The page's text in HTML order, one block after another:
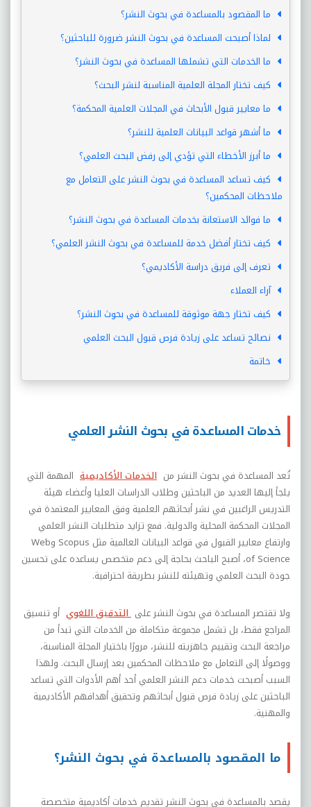
ما المقصود بالمساعدة في بحوث النشر؟
لماذا أصبحت المساعدة في بحوث النشر ضرورة للباحثين؟
ما الخدمات التي تشملها المساعدة في بحوث النشر؟
كيف تختار المجلة العلمية المناسبة لنشر البحث؟
ما معايير قبول الأبحاث في المجلات العلمية المحكمة؟
ما أشهر قواعد البيانات العلمية للنشر؟
ما أبرز الأخطاء التي تؤدي إلى رفض البحث العلمي؟
كيف تساعد المساعدة في بحوث النشر على التعامل مع
ملاحظات المحكمين؟
ما فوائد الاستعانة بخدمات المساعدة في بحوث النشر؟
كيف تختار أفضل خدمة للمساعدة في بحوث النشر العلمي؟
تعرف إلى فريق دراسة الأكاديمي؟
آراء العملاء
كيف تختار جهة موثوقة للمساعدة في بحوث النشر؟
نصائح تساعد على زيادة فرص قبول البحث العلمي
خاتمة
خدمات المساعدة في بحوث النشر العلمي
تُعد المساعدة في بحوث النشر من الخدمات الأكاديمية المهمة التي
يلجأ إليها العديد من الباحثين وطلاب الدراسات العليا وأعضاء هيئة
التدريس الراغبين في نشر أبحاثهم العلمية وفق المعايير المعتمدة في
المجلات المحكمة المحلية والدولية. فمع تزايد متطلبات النشر العلمي
وارتفاع معايير القبول في قواعد البيانات العالمية مثل Scopus وWeb
of Science، أصبح الباحث بحاجة إلى دعم متخصص يساعده على تحسين
جودة البحث العلمي وتهيئته للنشر بطريقة احترافية.
ولا تقتصر المساعدة في بحوث النشر على التدقيق اللغوي أو تنسيق
المراجع فقط، بل تشمل مجموعة متكاملة من الخدمات التي تبدأ من
مراجعة البحث وتقييم جاهزيته للنشر، مرورًا باختيار المجلة المناسبة،
ووصولًا إلى التعامل مع ملاحظات المحكمين بعد إرسال البحث. ولهذا
السبب أصبحت خدمات دعم النشر العلمي أحد أهم الأدوات التي تساعد
الباحثين على زيادة فرص قبول أبحاثهم وتحقيق أهدافهم الأكاديمية
والمهنية.
ما المقصود بالمساعدة في بحوث النشر؟
يقصد بالمساعدة في بحوث النشر تقديم خدمات أكاديمية متخصصة